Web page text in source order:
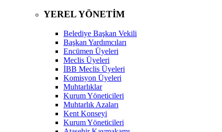
YEREL YÖNETİM
Belediye Başkan Vekili
Başkan Yardımcıları
Encümen Üyeleri
Meclis Üyeleri
İBB Meclis Üyeleri
Komisyon Üyeleri
Muhtarlıklar
Kurum Yöneticileri
Muhtarlık Azaları
Kent Konseyi
Kurum Yöneticileri